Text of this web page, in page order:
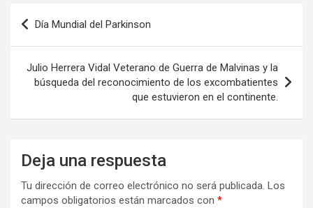
o
k
o
n
tir
Navegación
de
entradas
Día Mundial del Parkinson
Julio Herrera Vidal Veterano de Guerra de Malvinas y la
búsqueda del reconocimiento de los excombatientes
que estuvieron en el continente.
Deja una respuesta
Tu dirección de correo electrónico no será publicada. Los
campos obligatorios están marcados con *